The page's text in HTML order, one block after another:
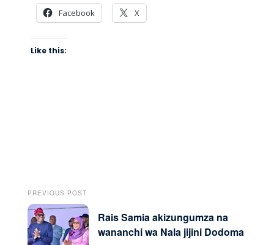
Facebook X
Like this:
PREVIOUS POST
Rais Samia akizungumza na
wananchi wa Nala jijini Dodoma